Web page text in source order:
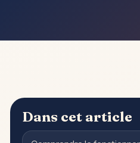
Dans cet article